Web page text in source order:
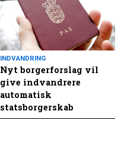
INDVANDRING
Nyt borgerforslag vil
give indvandrere
automatisk
statsborgerskab